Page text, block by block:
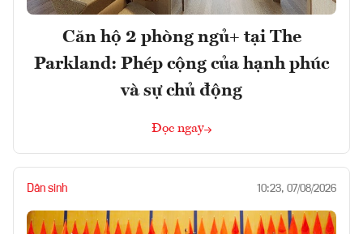
Căn hộ 2 phòng ngủ+ tại The
Parkland: Phép cộng của hạnh phúc
và sự chủ động
Đọc ngay
Dân sinh 10:23, 07/08/2026